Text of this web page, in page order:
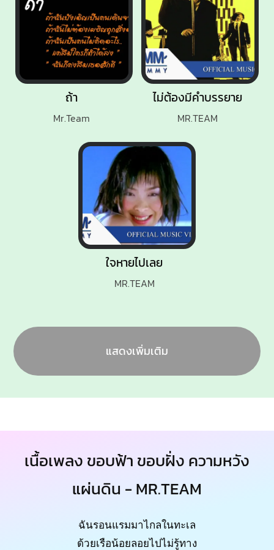
ถ้า
Mr.Team
ไม่ต้องมีคำบรรยาย
MR.TEAM
ใจหายไปเลย
MR.TEAM
แสดงเพิ่มเติม
เนื้อเพลง ขอบฟ้า ขอบฝั่ง ความหวัง
แผ่นดิน - MR.TEAM
ฉันรอนแรมมาไกลในทะเล
ด้วยเรือน้อยลอยไปไม่รู้ทาง